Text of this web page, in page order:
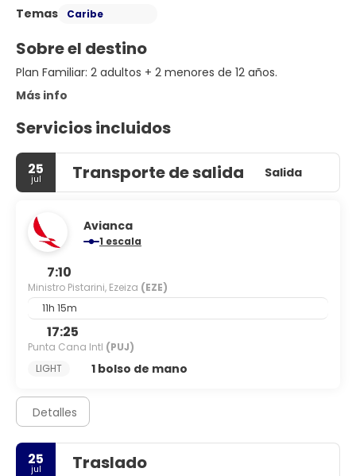
Temas
Caribe
Sobre el destino
Plan Familiar: 2 adultos + 2 menores de 12 años.
Más info
Servicios incluidos
25
jul Transporte de salida Salida
Avianca
1 escala
7:10
Ministro Pistarini, Ezeiza (EZE)
11h 15m
17:25
Punta Cana Intl (PUJ)
LIGHT
1 bolso de mano
Detalles
25
jul Traslado